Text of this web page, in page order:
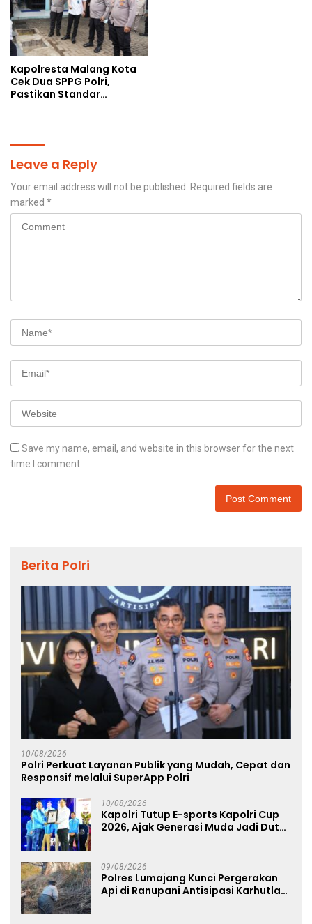
Kapolresta Malang Kota
Cek Dua SPPG Polri,
Pastikan Standar
Leave a Reply
Your email address will not be published. Required fields are
marked *
Save my name, email, and website in this browser for the next
time I comment.
Berita Polri
10/08/2026
Polri Perkuat Layanan Publik yang Mudah, Cepat dan
Responsif melalui SuperApp Polri
10/08/2026
Kapolri Tutup E-sports Kapolri Cup
2026, Ajak Generasi Muda Jadi Duta
09/08/2026
Polres Lumajang Kunci Pergerakan
Api di Ranupani Antisipasi Karhutla